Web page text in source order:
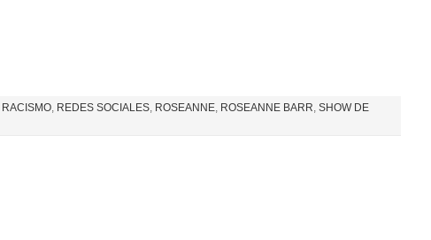
RACISMO, REDES SOCIALES, ROSEANNE, ROSEANNE BARR, SHOW DE